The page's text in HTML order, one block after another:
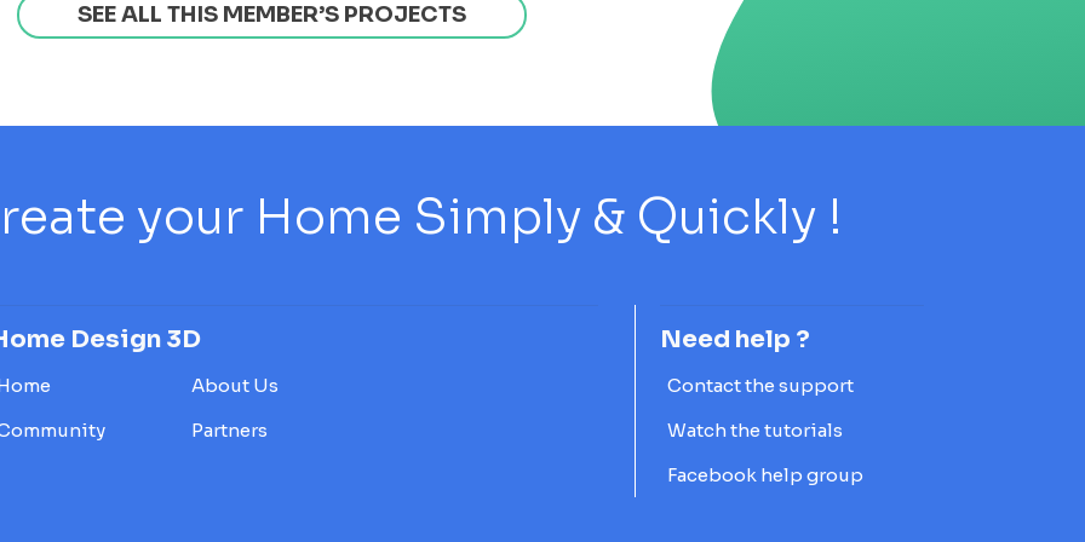
SEE ALL THIS MEMBER’S PROJECTS
your Home Simply & Quickly !
Design 3D
About Us
Partners
Need help ?
Contact the support
Watch the tutorials
Facebook help group